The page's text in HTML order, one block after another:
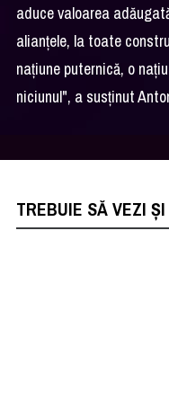
aduce valoarea
alianţele, la toate
naţiune puternică, o
niciunul", a susţinut
TREBUIE SĂ VEZI ȘI